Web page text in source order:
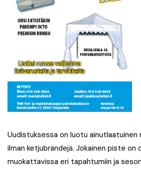
Uudistuksessa on luotu ainutlaatuinen
ilman ketjubrändejä. Jokainen piste on
muokattavissa eri tapahtumiin ja